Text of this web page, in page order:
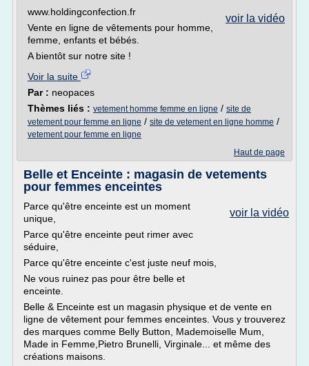
voir la vidéo
www.holdingconfection.fr
Vente en ligne de vêtements pour homme,
femme, enfants et bébés.
A bientôt sur notre site !
Voir la suite
Par : neopaces
Thèmes liés : vetement homme femme en ligne / site de
vetement pour femme en ligne / site de vetement en ligne homme /
vetement pour femme en ligne
Haut de page
Belle et Enceinte : magasin de vetements
pour femmes enceintes
voir la vidéo
Parce qu'être enceinte est un moment
unique,
Parce qu'être enceinte peut rimer avec
séduire,
Parce qu'être enceinte c'est juste neuf mois,
Ne vous ruinez pas pour être belle et
enceinte.
Belle & Enceinte est un magasin physique et de vente en
ligne de vêtement pour femmes enceintes. Vous y trouverez
des marques comme Belly Button, Mademoiselle Mum,
Made in Femme,Pietro Brunelli, Virginale... et même des
créations maisons.